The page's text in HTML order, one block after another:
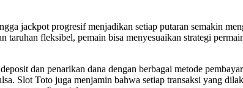
jackpot progresif menjadikan setiap putaran semakin
fleksibel, pemain bisa menyesuaikan strategi
dan penarikan dana dengan berbagai metode
Slot Toto juga menjamin bahwa setiap transaksi yang